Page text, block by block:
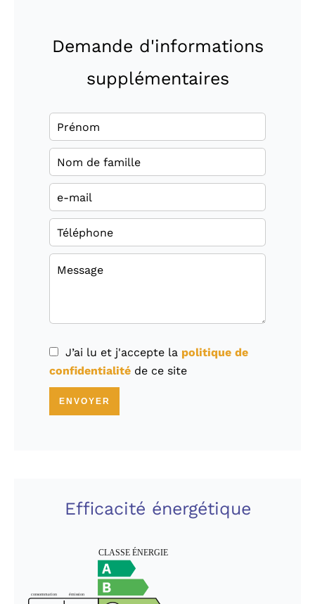
Demande d'informations
supplémentaires
J’ai lu et j'accepte la politique de
confidentialité de ce site
ENVOYER
Efficacité énergétique